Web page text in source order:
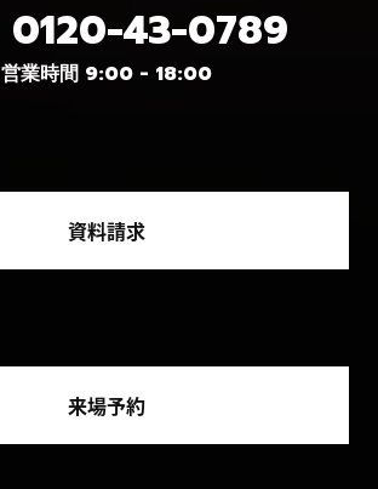
0120-43-0789
営業時間 9:00 - 18:00
資料請求
来場予約